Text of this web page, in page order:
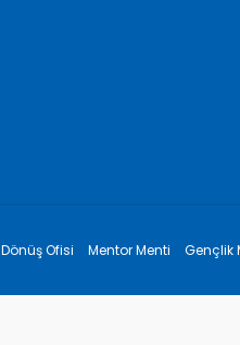
Dönüş Ofisi Mentor Menti Gençlik